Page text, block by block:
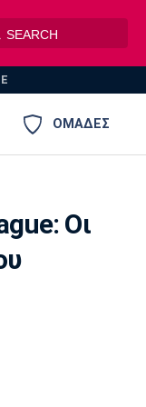
ΟΜΑΔΕΣ
ΠΑΟΚ
Οι